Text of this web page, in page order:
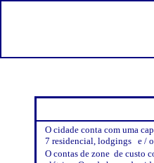
O cidade conta com uma
7 residencial, lodgings e /
O contas de zone de custo